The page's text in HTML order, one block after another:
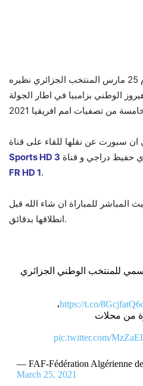
سيواجه يوم الخميس القادم 25 مارس المنتخب الجزائري نظيره
الوطني بزامبيا في اطار الجولة
Sports HD 3
FR HD 1.
المباشر للمباراة ان شاء الله قبل
انطلاقها بدقائق.
للمنتخب الوطني الجزائري
https://t.co/
من محلات
pic.twitter.com/
— FAF-Fédération Algérienne
March 25, 2021